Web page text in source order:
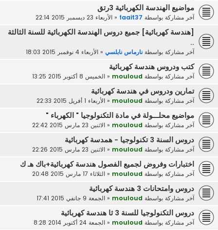
مواضيع الهندسة الكهربائية 3رتق
آخر مشاركة بواسطة faait37
« الأربعاء 23 ديسمبر 2015 22:14
[هندسة كهربائية] جميع دروس الهندسة الكهربائية للسنة الثالثة
..
آخر مشاركة بواسطة نارماس نابلسي « الأربعاء 4 نوفمبر 2015 18:03
كتب ودروس هندسة كهربائية
آخر مشاركة بواسطة mouloud
« الخميس 8 أكتوبر 2015 13:25
تمارين ودروس في هندسة كهربائية
آخر مشاركة بواسطة mouloud
« الأربعاء 1 أفريل 2015 22:33
مواضيع محلـــولة في مادة التكنولوجيا " الكهرباء "
آخر مشاركة بواسطة mouloud
« الاثنين 23 مارس 2015 22:42
دروس السنة 3 تكنولوجيا - همدسة كهربائية
آخر مشاركة بواسطة mouloud
« الاثنين 23 مارس 2015 22:26
اختبارات وفروض لجميع الفصول هندسة كهربائية+باك هـ ك
آخر مشاركة بواسطة mouloud
« الثلاثاء 17 مارس 2015 20:48
دروس وامتحانات 3 هندسة كهربائية
آخر مشاركة بواسطة mouloud
« الجمعة 9 جانفي 2015 17:41
دروس التكنولوجيا للسنة 3 ثا هندسة كهربائية
آخر مشاركة بواسطة mouloud
« الجمعة 24 أكتوبر 2014 8:28